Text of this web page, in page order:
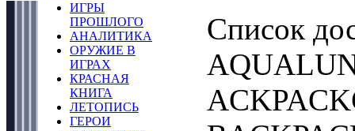
ИГРЫ
ПРОШЛОГО
АНАЛИТИКА
ОРУЖИЕ В
ИГРАХ
КРАСНАЯ
КНИГА
ЛЕТОПИСЬ
ГЕРОИ
Список